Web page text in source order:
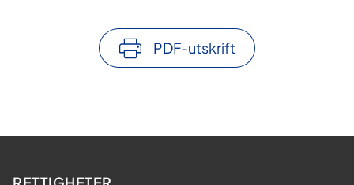
PDF-utskrift